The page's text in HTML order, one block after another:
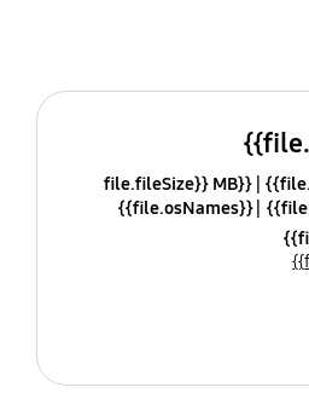
{{file.fileSize}} MB
{{file.osNames}}